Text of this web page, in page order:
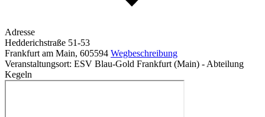
Adresse
Hedderichstraße 51-53
Frankfurt am Main, 605594 Wegbeschreibung
Veranstaltungsort: ESV Blau-Gold Frankfurt (Main) - Abteilung
Kegeln